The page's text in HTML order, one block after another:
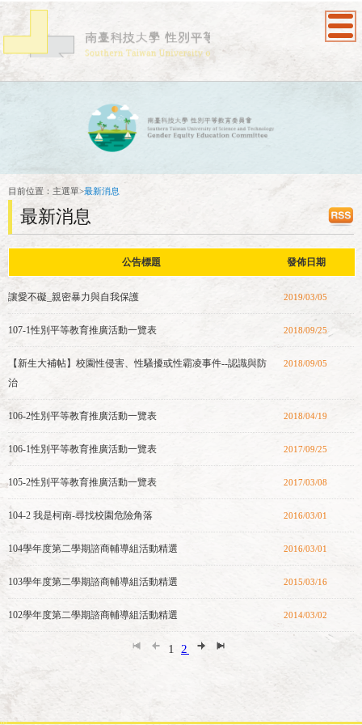
目前位置： 主選單>最新消息
最新消息
公告標題 發佈日期
讓愛不礙_親密暴力與自我保護 2019/03/05
107-1性別平等教育推廣活動一覽表 2018/09/25
【新生大補帖】校園性侵害、性騷擾或性霸凌事件--認識與防
治
2018/09/05
106-2性別平等教育推廣活動一覽表 2018/04/19
106-1性別平等教育推廣活動一覽表 2017/09/25
105-2性別平等教育推廣活動一覽表 2017/03/08
104-2 我是柯南-尋找校園危險角落 2016/03/01
104學年度第二學期諮商輔導組活動精選 2016/03/01
103學年度第二學期諮商輔導組活動精選 2015/03/16
102學年度第二學期諮商輔導組活動精選 2014/03/02
1 2